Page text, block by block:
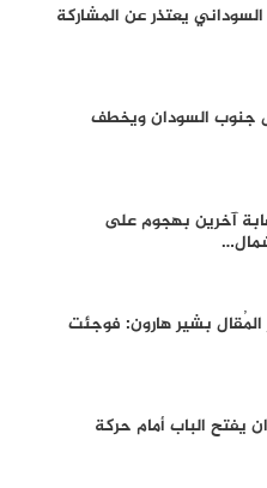
يعتذر عن المشاركة
جنوب السودان ويخطف
آخرين بهجوم على
المُقال بشير هارون: فوجئت
يفتح الباب أمام حركة